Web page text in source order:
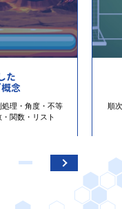
た
念
理・角度・不等
関数・リスト
順